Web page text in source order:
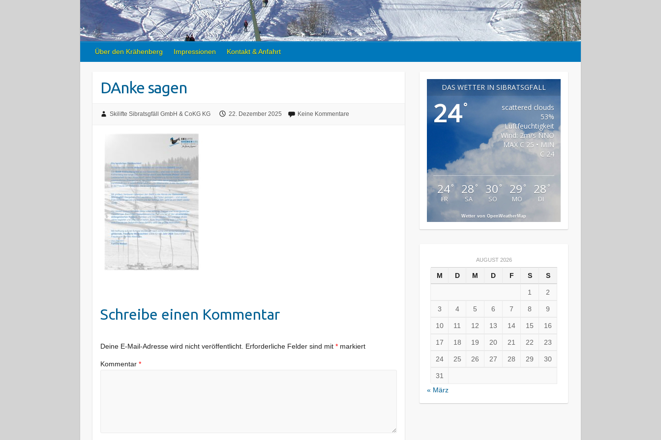
Über den Krähenberg Impressionen Kontakt & Anfahrt
DAnke sagen
Skilifte Sibratsgfäll GmbH & CoKG KG 22. Dezember 2025 Keine Kommentare
Schreibe einen Kommentar
Deine E-Mail-Adresse wird nicht veröffentlicht. Erforderliche Felder sind mit* markiert
Kommentar*
DAS WETTER IN SIBRATSGFÄLL
24°
scattered clouds
53%
Luftfeuchtigkeit
Wind: 2m/s NNO
MAX C 25 • MIN
C 24
24°
FR
28 °
SA
30 °
SO
29 °
MO
28 °
DI
Wetter von OpenWeatherMap
AUGUST 2026
M D M D F S S
1 2
3 4 5 6 7 8 9
10 11 12 13 14 15 16
17 18 19 20 21 22 23
24 25 26 27 28 29 30
31
« März